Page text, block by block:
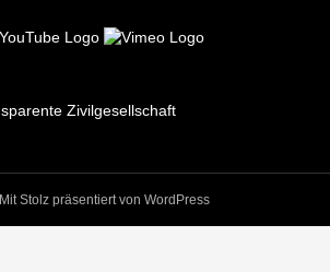
Mit Stolz präsentiert von WordPress